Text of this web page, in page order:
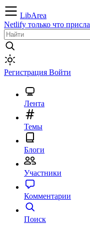
LibArea
Netlify только что
Регистрация Войти
Лента
Темы
Блоги
Участники
Комментарии
Поиск